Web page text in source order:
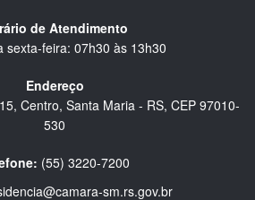
de Atendimento
sexta-feira: 07h30 às 13h30
Endereço
Centro, Santa Maria - RS, CEP 97010-
530
(55) 3220-7200
sm.rs.gov.br